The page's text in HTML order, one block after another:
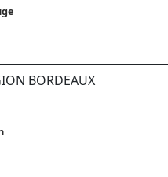
BORDEAUX